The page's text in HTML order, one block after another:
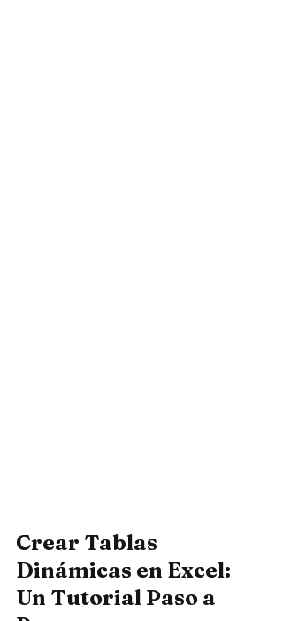
Crear Tablas
Dinámicas en Excel:
Un Tutorial Paso a